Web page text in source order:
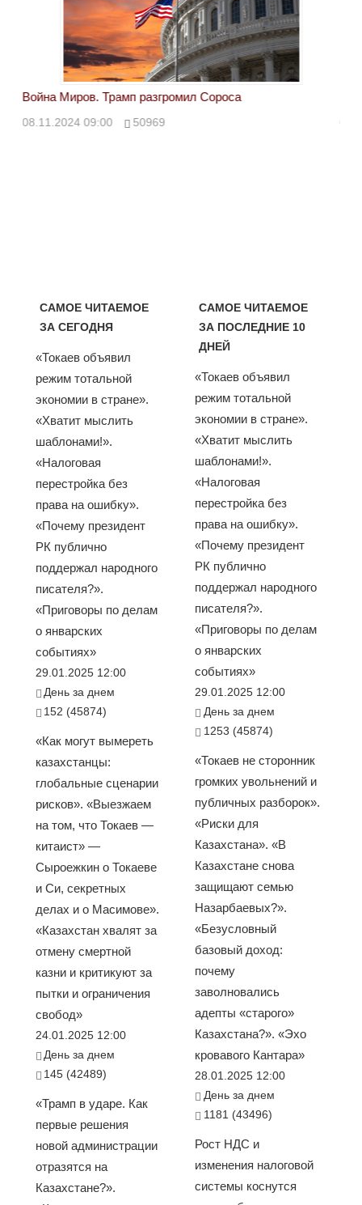
Война Миров. Трамп разгромил Сороса
08.11.2024 09:00 50969
САМОЕ ЧИТАЕМОЕ
ЗА СЕГОДНЯ
«Токаев объявил
режим тотальной
экономии в стране».
«Хватит мыслить
шаблонами!».
«Налоговая
перестройка без
права на ошибку».
«Почему президент
РК публично
поддержал народного
писателя?».
«Приговоры по делам
о январских
событиях»
29.01.2025 12:00
День за днем
152 (45874)
«Как могут вымереть
казахстанцы:
глобальные сценарии
рисков». «Выезжаем
на том, что Токаев —
китаист» —
Сыроежкин о Токаеве
и Си, секретных
делах и о Масимове».
«Казахстан хвалят за
отмену смертной
казни и критикуют за
пытки и ограничения
свобод»
24.01.2025 12:00
День за днем
145 (42489)
«Трамп в ударе. Как
первые решения
новой администрации
отразятся на
Казахстане?».
САМОЕ ЧИТАЕМОЕ
ЗА ПОСЛЕДНИЕ 10
ДНЕЙ
«Токаев объявил
режим тотальной
экономии в стране».
«Хватит мыслить
шаблонами!».
«Налоговая
перестройка без
права на ошибку».
«Почему президент
РК публично
поддержал народного
писателя?».
«Приговоры по делам
о январских
событиях»
29.01.2025 12:00
День за днем
1253 (45874)
«Токаев не сторонник
громких увольнений и
публичных разборок».
«Риски для
Казахстана». «В
Казахстане снова
защищают семью
Назарбаевых?».
«Безусловный
базовый доход:
почему
заволновались
адепты «старого»
Казахстана?». «Эхо
кровавого Кантара»
28.01.2025 12:00
День за днем
1181 (43496)
Рост НДС и
изменения налоговой
системы коснутся